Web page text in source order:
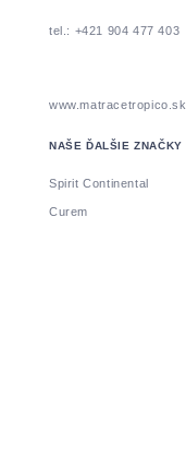
tel.: +421 904 477 403
www.matracetropico.sk
NAŠE ĎALŠIE ZNAČKY
Spirit Continental
Curem